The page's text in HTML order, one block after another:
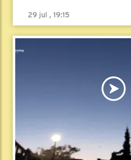
29 jul , 19:15